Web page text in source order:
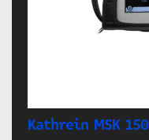
Kathrein MSK 150